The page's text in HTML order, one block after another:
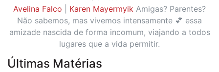
Avelina Falco Karen Mayermyik Amigas? Parentes?
Não sabemos, mas vivemos intensamente 💕 essa
amizade nascida de forma incomum, viajando a todos
lugares que a vida permitir.
Últimas Matérias